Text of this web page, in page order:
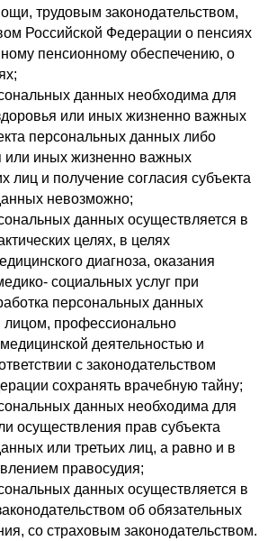
трудовым законодательством,
Российской Федерации о пенсиях
пенсионному обеспечению, о
данных необходима для
или иных жизненно важных
персональных данных либо
или иных жизненно важных
лиц и получение согласия субъекта
невозможно;
данных осуществляется в
целях, в целях
диагноза, оказания
социальных услуг при
персональных данных
лицом, профессионально
деятельностью и
с законодательством
сохранять врачебную тайну;
данных необходима для
осуществления прав субъекта
или третьих лиц, а равно и в
правосудия;
данных осуществляется в
об обязательных
со страховым законодательством.